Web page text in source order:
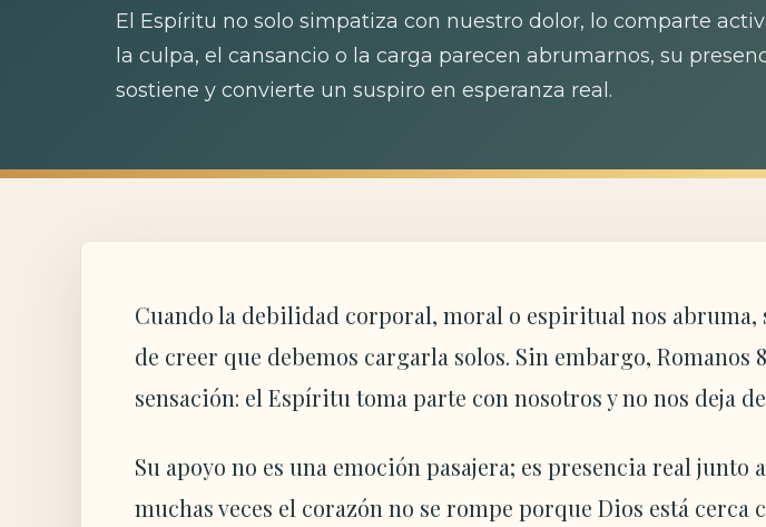
El Espíritu no solo simpatiza con nuestro dolor, lo comparte
la culpa, el cansancio o la carga parecen abrumarnos, su
sostiene y convierte un suspiro en esperanza real.
Cuando la debilidad corporal, moral o espiritual nos abruma,
de creer que debemos cargarla solos. Sin embargo, Romanos
sensación: el Espíritu toma parte con nosotros y no nos deja
Su apoyo no es una emoción pasajera; es presencia real junto
muchas veces el corazón no se rompe porque Dios está cerca